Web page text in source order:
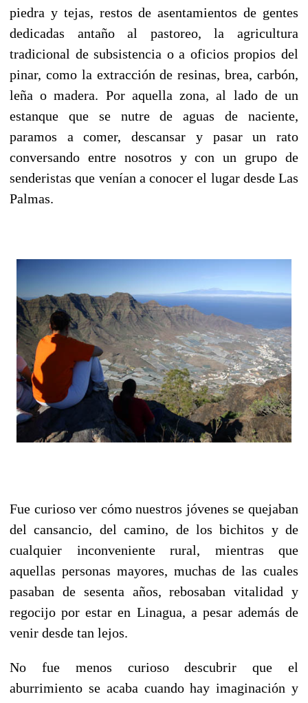
piedra y tejas, restos de asentamientos de gentes
dedicadas antaño al pastoreo, la agricultura
tradicional de subsistencia o a oficios propios del
pinar, como la extracción de resinas, brea, carbón,
leña o madera. Por aquella zona, al lado de un
estanque que se nutre de aguas de naciente,
paramos a comer, descansar y pasar un rato
conversando entre nosotros y con un grupo de
senderistas que venían a conocer el lugar desde Las
Palmas.
Fue curioso ver cómo nuestros jóvenes se quejaban
del cansancio, del camino, de los bichitos y de
cualquier inconveniente rural, mientras que
aquellas personas mayores, muchas de las cuales
pasaban de sesenta años, rebosaban vitalidad y
regocijo por estar en Linagua, a pesar además de
venir desde tan lejos.
No fue menos curioso descubrir que el
aburrimiento se acaba cuando hay imaginación y